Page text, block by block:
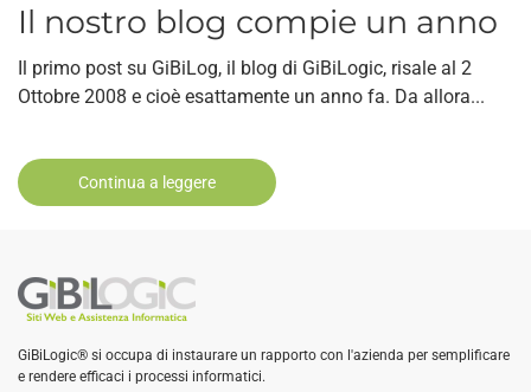
Il nostro blog compie un anno
Il primo post su GiBiLog, il blog di GiBiLogic, risale al 2
Ottobre 2008 e cioè esattamente un anno fa. Da allora...
Continua a leggere
GiBiLogic® si occupa di instaurare un rapporto con l'azienda per semplificare
e rendere efficaci i processi informatici.